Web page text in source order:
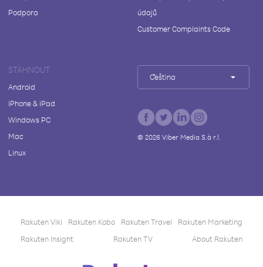
Podpora
údajů
Customer Complaints Code
STÁHNOUT
Android
iPhone & iPad
Windows PC
Mac
Linux
Čeština
© 2026Viber Media S.à r.l.
Rakuten Viki Rakuten Kobo Rakuten Travel
Rakuten Marketing
Rakuten Insight
Rakuten TV About Rakuten